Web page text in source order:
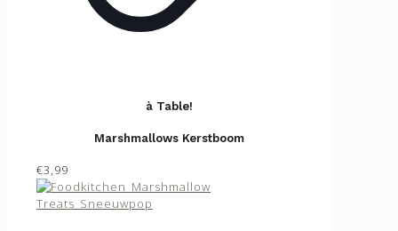
à Table!
Marshmallows Kerstboom
€3,99